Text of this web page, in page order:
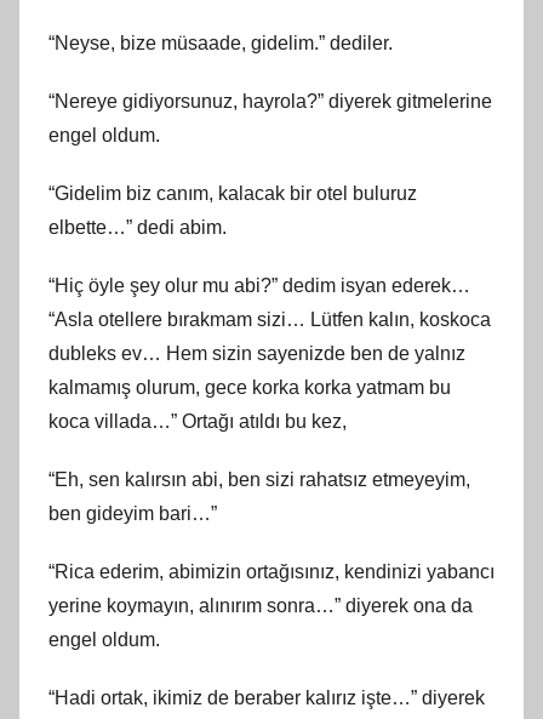
“Neyse, bize müsaade, gidelim.” dediler.
“Nereye gidiyorsunuz, hayrola?” diyerek gitmelerine
engel oldum.
“Gidelim biz canım, kalacak bir otel buluruz
elbette…” dedi abim.
“Hiç öyle şey olur mu abi?” dedim isyan ederek…
“Asla otellere bırakmam sizi… Lütfen kalın, koskoca
dubleks ev… Hem sizin sayenizde ben de yalnız
kalmamış olurum, gece korka korka yatmam bu
koca villada…” Ortağı atıldı bu kez,
“Eh, sen kalırsın abi, ben sizi rahatsız etmeyeyim,
ben gideyim bari…”
“Rica ederim, abimizin ortağısınız, kendinizi yabancı
yerine koymayın, alınırım sonra…” diyerek ona da
engel oldum.
“Hadi ortak, ikimiz de beraber kalırız işte…” diyerek